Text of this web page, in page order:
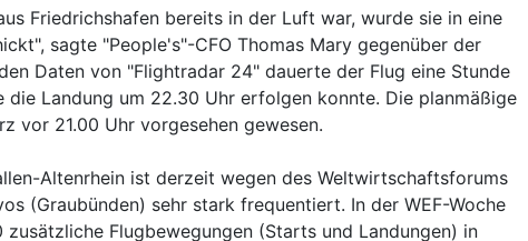
Friedrichshafen bereits in der Luft war, wurde sie in eine
sagte "People's"-CFO Thomas Mary gegenüber der
Daten von "Flightradar 24" dauerte der Flug eine Stunde
die Landung um 22.30 Uhr erfolgen konnte. Die planmäßige
vor 21.00 Uhr vorgesehen gewesen.
Altenrhein ist derzeit wegen des Weltwirtschaftsforums
(Graubünden) sehr stark frequentiert. In der WEF-Woche
Flugbewegungen (Starts und Landungen) in